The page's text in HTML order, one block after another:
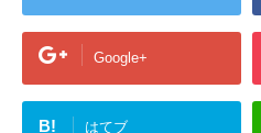
Google+
B! はてブ